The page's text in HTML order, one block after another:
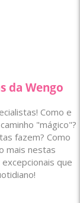
da Wengo
Como e
"mágico"?
fazem? Como
mais nestas
que